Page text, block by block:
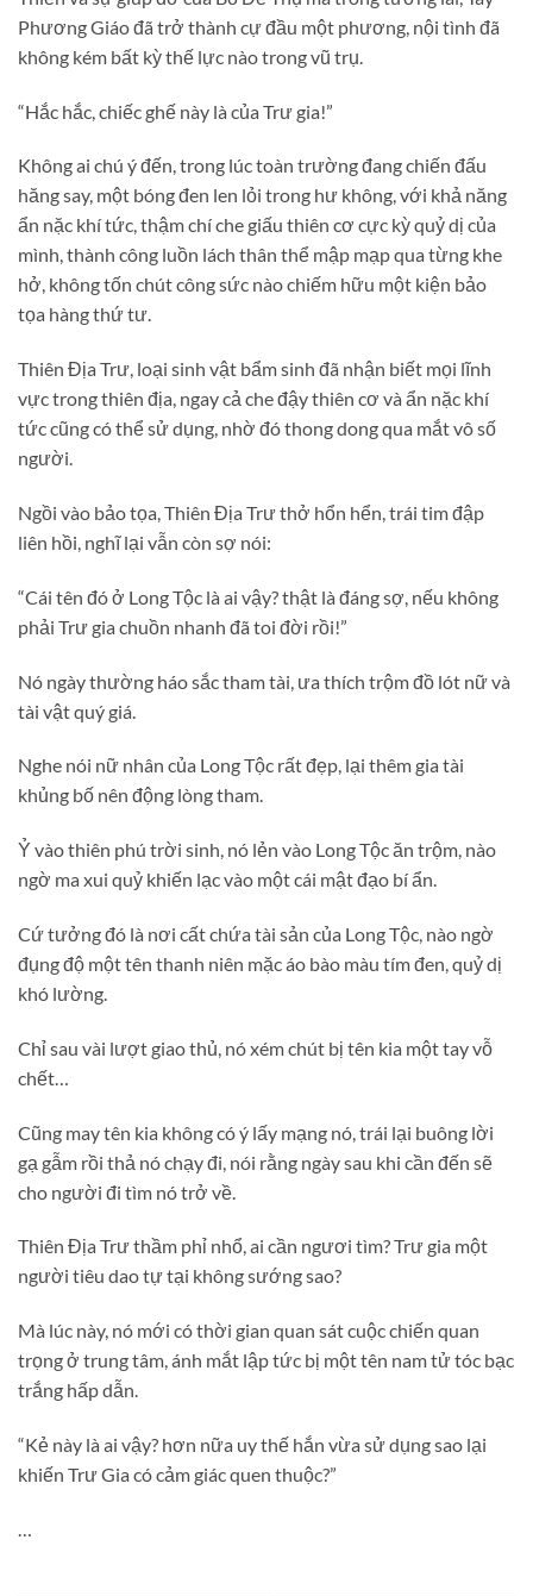
Phương Giáo đã trở thành cự đầu một phương, nội tình đã
không kém bất kỳ thế lực nào trong vũ trụ.
“Hắc hắc, chiếc ghế này là của Trư gia!”
Không ai chú ý đến, trong lúc toàn trường đang chiến đấu
hăng say, một bóng đen len lỏi trong hư không, với khả năng
ẩn nặc khí tức, thậm chí che giấu thiên cơ cực kỳ quỷ dị của
mình, thành công luồn lách thân thể mập mạp qua từng khe
hở, không tốn chút công sức nào chiếm hữu một kiện bảo
tọa hàng thứ tư.
Thiên Địa Trư, loại sinh vật bẩm sinh đã nhận biết mọi lĩnh
vực trong thiên địa, ngay cả che đậy thiên cơ và ẩn nặc khí
tức cũng có thể sử dụng, nhờ đó thong dong qua mắt vô số
người.
Ngồi vào bảo tọa, Thiên Địa Trư thở hổn hển, trái tim đập
liên hồi, nghĩ lại vẫn còn sợ nói:
“Cái tên đó ở Long Tộc là ai vậy? thật là đáng sợ, nếu không
phải Trư gia chuồn nhanh đã toi đời rồi!”
Nó ngày thường háo sắc tham tài, ưa thích trộm đồ lót nữ và
tài vật quý giá.
Nghe nói nữ nhân của Long Tộc rất đẹp, lại thêm gia tài
khủng bố nên động lòng tham.
Ỷ vào thiên phú trời sinh, nó lẻn vào Long Tộc ăn trộm, nào
ngờ ma xui quỷ khiến lạc vào một cái mật đạo bí ẩn.
Cứ tưởng đó là nơi cất chứa tài sản của Long Tộc, nào ngờ
đụng độ một tên thanh niên mặc áo bào màu tím đen, quỷ dị
khó lường.
Chỉ sau vài lượt giao thủ, nó xém chút bị tên kia một tay vỗ
chết…
Cũng may tên kia không có ý lấy mạng nó, trái lại buông lời
gạ gẫm rồi thả nó chạy đi, nói rằng ngày sau khi cần đến sẽ
cho người đi tìm nó trở về.
Thiên Địa Trư thầm phỉ nhổ, ai cần ngươi tìm? Trư gia một
người tiêu dao tự tại không sướng sao?
Mà lúc này, nó mới có thời gian quan sát cuộc chiến quan
trọng ở trung tâm, ánh mắt lập tức bị một tên nam tử tóc bạc
trắng hấp dẫn.
“Kẻ này là ai vậy? hơn nữa uy thế hắn vừa sử dụng sao lại
khiến Trư Gia có cảm giác quen thuộc?”
…